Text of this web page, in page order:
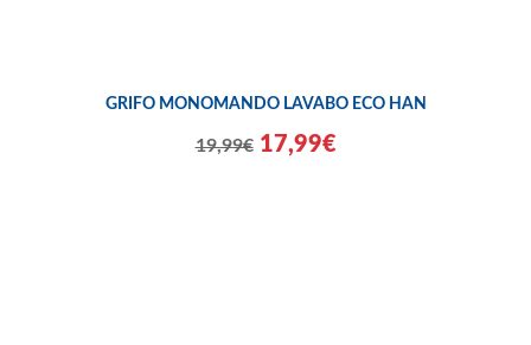
GRIFO MONOMANDO LAVABO ECO HAN
19,99€ 17,99€